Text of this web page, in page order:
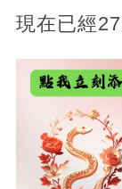
現在已經